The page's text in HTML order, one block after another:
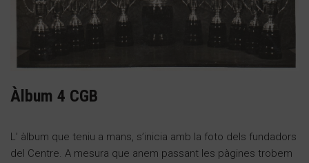
Àlbum 4 CGB
L’ àlbum que teniu a mans, s’inicia amb la foto dels fundadors
del Centre. A mesura que anem passant les pàgines trobem